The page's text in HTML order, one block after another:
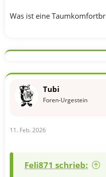
Was ist eine
Tubi
Foren-Urgestein
11. Feb. 2026
Feli871 schrieb: